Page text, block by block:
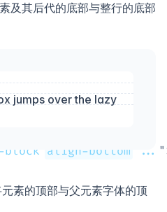
及其后代的底部与整行的底部
jumps over the lazy
align-bottom ... "
素的顶部与父元素字体的顶